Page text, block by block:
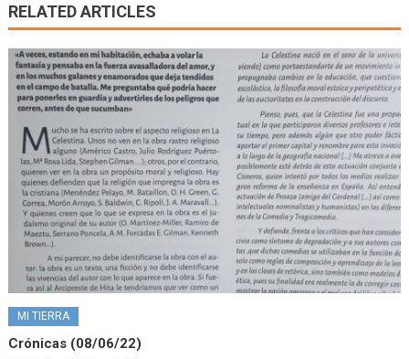
RELATED ARTICLES
MI TIERRA
Crónicas (08/06/22)